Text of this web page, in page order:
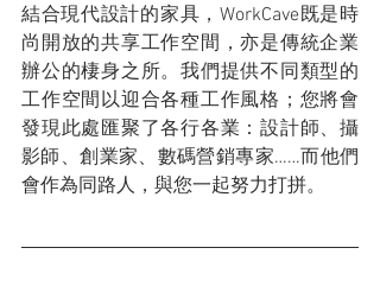
結合現代設計的家具，WorkCave既是時
尚開放的共享工作空間，亦是傳統企業
辦公的棲身之所。我們提供不同類型的
工作空間以迎合各種工作風格；您將會
發現此處匯聚了各行各業：設計師、攝
影師、創業家、數碼營銷專家……而他們
會作為同路人，與您一起努力打拼。